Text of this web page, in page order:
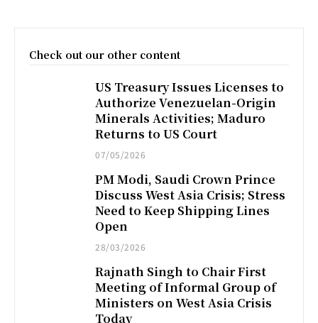
Check out our other content
US Treasury Issues Licenses to
Authorize Venezuelan-Origin
Minerals Activities; Maduro
Returns to US Court
07/05/2026
PM Modi, Saudi Crown Prince
Discuss West Asia Crisis; Stress
Need to Keep Shipping Lines
Open
28/03/2026
Rajnath Singh to Chair First
Meeting of Informal Group of
Ministers on West Asia Crisis
Today